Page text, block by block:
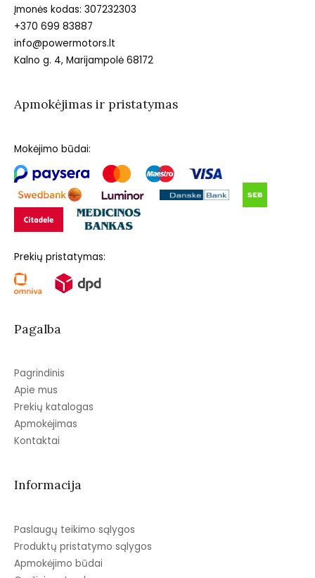
Įmonės kodas: 307232303
+370 699 83887
info@powermotors.lt
Kalno g. 4, Marijampolė 68172
Apmokėjimas ir pristatymas
Mokėjimo būdai:
Prekių pristatymas:
Pagalba
Pagrindinis
Apie mus
Prekių katalogas
Apmokėjimas
Kontaktai
Informacija
Paslaugų teikimo sąlygos
Produktų pristatymo sąlygos
Apmokėjimo būdai